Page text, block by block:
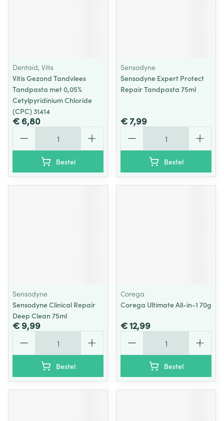
Dentaid, Vitis
Vitis Gezond Tandvlees
Tandpasta met 0,05%
Cetylpyridinium Chloride
(CPC) 31414
€ 6,80
Bestel
Sensodyne
Sensodyne Expert Protect
Repair Tandpasta 75ml
€ 7,99
Bestel
Sensodyne
Sensodyne Clinical Repair
Deep Clean 75ml
€ 9,99
Bestel
Corega
Corega Ultimate All-in-1 70g
€ 12,99
Bestel